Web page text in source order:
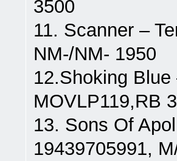
3500
11. Scanner –
NM-/NM- 1950
12.Shoking
MOVLP119,RB
13. Sons Of
19439705991,